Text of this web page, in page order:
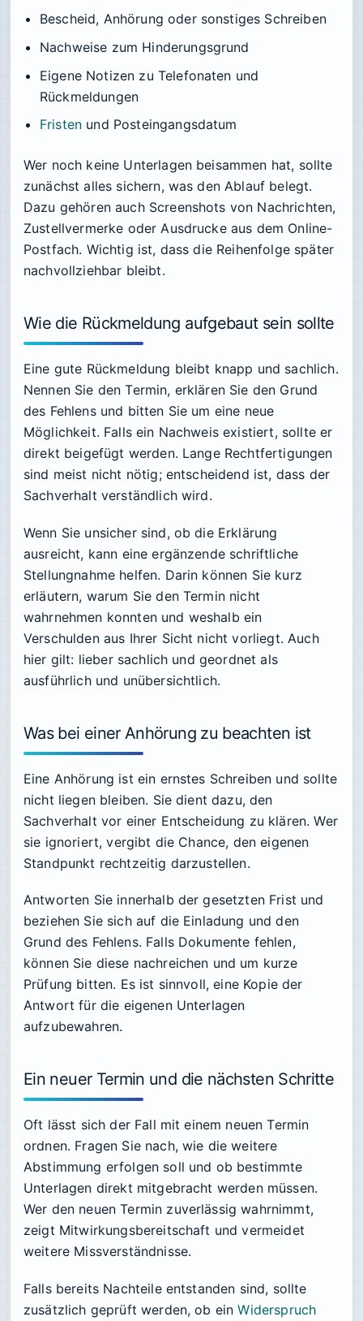
Bescheid, Anhörung oder sonstiges Schreiben
Nachweise zum Hinderungsgrund
Eigene Notizen zu Telefonaten und
Rückmeldungen
Fristen und Posteingangsdatum
Wer noch keine Unterlagen beisammen hat, sollte
zunächst alles sichern, was den Ablauf belegt.
Dazu gehören auch Screenshots von Nachrichten,
Zustellvermerke oder Ausdrucke aus dem Online-
Postfach. Wichtig ist, dass die Reihenfolge später
nachvollziehbar bleibt.
Wie die Rückmeldung aufgebaut sein sollte
Eine gute Rückmeldung bleibt knapp und sachlich.
Nennen Sie den Termin, erklären Sie den Grund
des Fehlens und bitten Sie um eine neue
Möglichkeit. Falls ein Nachweis existiert, sollte er
direkt beigefügt werden. Lange Rechtfertigungen
sind meist nicht nötig; entscheidend ist, dass der
Sachverhalt verständlich wird.
Wenn Sie unsicher sind, ob die Erklärung
ausreicht, kann eine ergänzende schriftliche
Stellungnahme helfen. Darin können Sie kurz
erläutern, warum Sie den Termin nicht
wahrnehmen konnten und weshalb ein
Verschulden aus Ihrer Sicht nicht vorliegt. Auch
hier gilt: lieber sachlich und geordnet als
ausführlich und unübersichtlich.
Was bei einer Anhörung zu beachten ist
Eine Anhörung ist ein ernstes Schreiben und sollte
nicht liegen bleiben. Sie dient dazu, den
Sachverhalt vor einer Entscheidung zu klären. Wer
sie ignoriert, vergibt die Chance, den eigenen
Standpunkt rechtzeitig darzustellen.
Antworten Sie innerhalb der gesetzten Frist und
beziehen Sie sich auf die Einladung und den
Grund des Fehlens. Falls Dokumente fehlen,
können Sie diese nachreichen und um kurze
Prüfung bitten. Es ist sinnvoll, eine Kopie der
Antwort für die eigenen Unterlagen
aufzubewahren.
Ein neuer Termin und die nächsten Schritte
Oft lässt sich der Fall mit einem neuen Termin
ordnen. Fragen Sie nach, wie die weitere
Abstimmung erfolgen soll und ob bestimmte
Unterlagen direkt mitgebracht werden müssen.
Wer den neuen Termin zuverlässig wahrnimmt,
zeigt Mitwirkungsbereitschaft und vermeidet
weitere Missverständnisse.
Falls bereits Nachteile entstanden sind, sollte
zusätzlich geprüft werden, ob einWiderspruch